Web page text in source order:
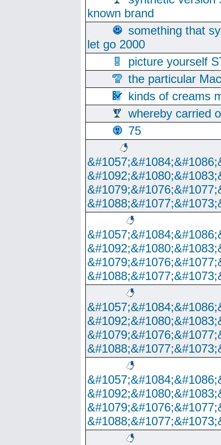
known brand
something that
let go 2000
picture yourself
the particular
kinds of creams
whereby carried
75